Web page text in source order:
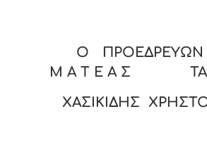
Ο
Μ Α Τ Ε Α Σ ΤΑ
ΧΑΣΙΚΙΔΗΣ